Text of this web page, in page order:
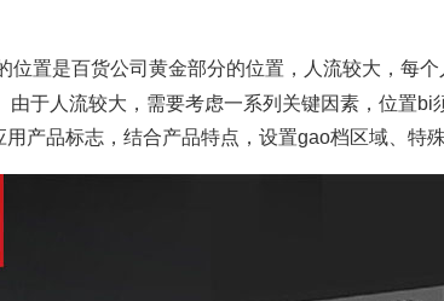
位置是百货公司黄金部分的位置，人流较大，每个
于人流较大，需要考虑一系列关键因素，位置bi
产品标志，结合产品特点，设置gao档区域、特